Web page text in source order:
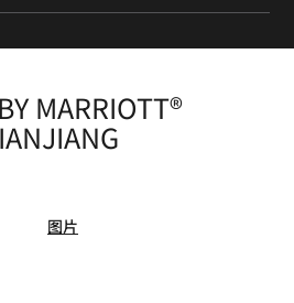
MARRIOTT®
图片